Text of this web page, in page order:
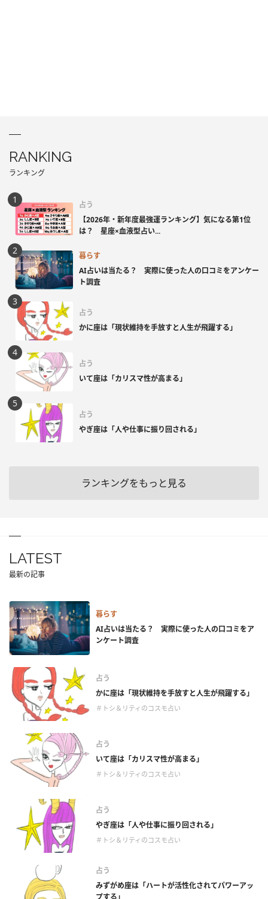
RANKING
ランキング
占う
【2026年・新年度最強運ランキング】気になる第1位
は？ 星座×血液型占い...
暮らす
AI占いは当たる？ 実際に使った人の口コミをアンケー
ト調査
占う
かに座は「現状維持を手放すと人生が飛躍する」
占う
いて座は「カリスマ性が高まる」
占う
やぎ座は「人や仕事に振り回される」
ランキングをもっと見る
LATEST
最新の記事
暮らす
AI占いは当たる？ 実際に使った人の口コミをア
ンケート調査
占う
かに座は「現状維持を手放すと人生が飛躍する」
＃トシ＆リティのコスモ占い
占う
いて座は「カリスマ性が高まる」
＃トシ＆リティのコスモ占い
占う
やぎ座は「人や仕事に振り回される」
＃トシ＆リティのコスモ占い
占う
みずがめ座は「ハートが活性化されてパワーアッ
プする」